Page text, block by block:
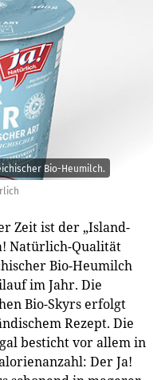
Bio-Heumilch.
Zeit ist der „Island-
Natürlich-Qualität
Bio-Heumilch
im Jahr. Die
Bio-Skyrs erfolgt
Rezept. Die
besticht vor allem in
Der Ja!